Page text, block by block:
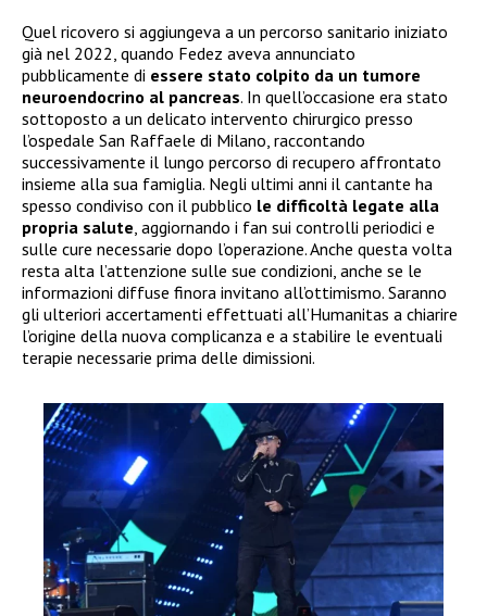
Quel ricovero si aggiungeva a un percorso sanitario iniziato
già nel 2022, quando Fedez aveva annunciato
pubblicamente di essere stato colpito da un tumore
neuroendocrino al pancreas. In quell’occasione era stato
sottoposto a un delicato intervento chirurgico presso
l’ospedale San Raffaele di Milano, raccontando
successivamente il lungo percorso di recupero affrontato
insieme alla sua famiglia. Negli ultimi anni il cantante ha
spesso condiviso con il pubblico le difficoltà legate alla
propria salute , aggiornando i fan sui controlli periodici e
sulle cure necessarie dopo l’operazione. Anche questa volta
resta alta l’attenzione sulle sue condizioni, anche se le
informazioni diffuse finora invitano all’ottimismo. Saranno
gli ulteriori accertamenti effettuati all’Humanitas a chiarire
l’origine della nuova complicanza e a stabilire le eventuali
terapie necessarie prima delle dimissioni.